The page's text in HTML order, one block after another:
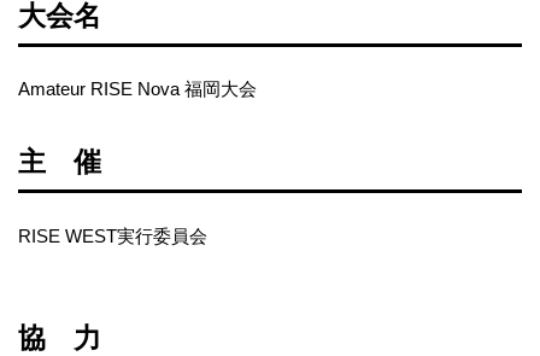
大会名
Amateur RISE Nova 福岡大会
主 催
RISE WEST実行委員会
協 力